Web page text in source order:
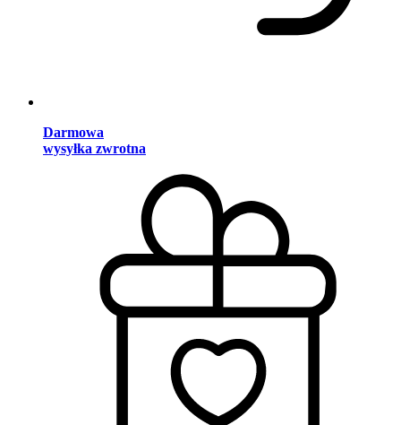
Darmowa
wysyłka zwrotna